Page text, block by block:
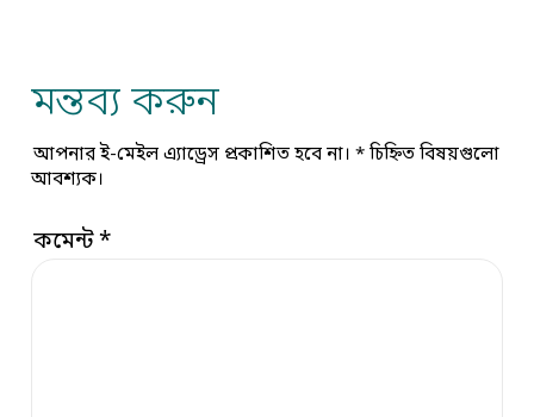
মন্তব্য করুন
আপনার ই-মেইল এ্যাড্রেস প্রকাশিত হবে না। *চিহ্নিত বিষয়গুলো
আবশ্যক।
কমেন্ট*